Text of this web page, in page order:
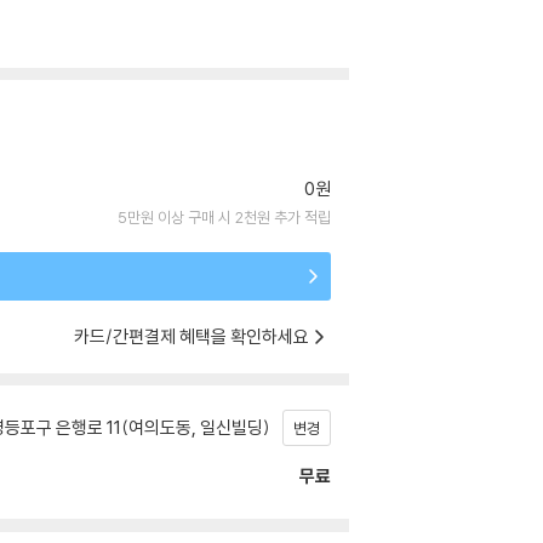
0원
5만원 이상 구매 시 2천원 추가 적립
카드/간편결제 혜택을 확인하세요
포구 은행로 11(여의도동, 일신빌딩) 변경
무료